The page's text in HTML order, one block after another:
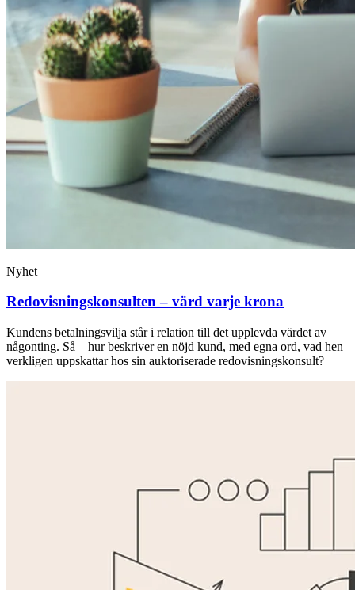
Nyhet
Redovisnings­konsulten – värd varje krona
Kundens betalningsvilja står i relation till det upplevda värdet av
någonting. Så – hur beskriver en nöjd kund, med egna ord, vad hen
verkligen uppskattar hos sin auktoriserade redovisningskonsult?